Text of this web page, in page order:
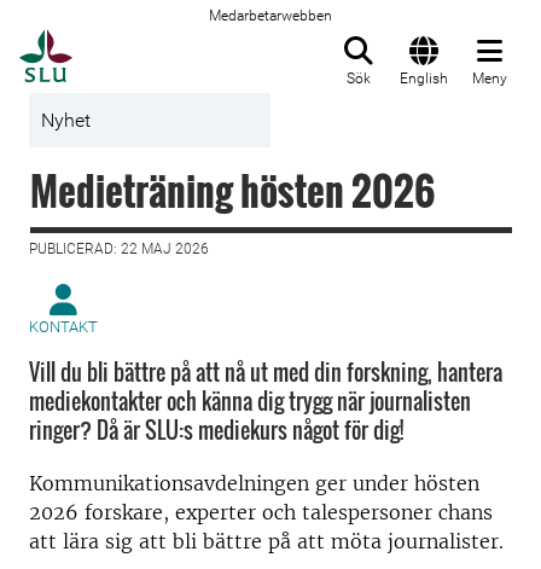
Medarbetarwebben
Sök English Meny
Nyhet
Medieträning hösten 2026
PUBLICERAD: 22 MAJ 2026
KONTAKT
Vill du bli bättre på att nå ut med din forskning, hantera
mediekontakter och känna dig trygg när journalisten
ringer? Då är SLU:s mediekurs något för dig!
Kommunikationsavdelningen ger under hösten
2026 forskare, experter och talespersoner chans
att lära sig att bli bättre på att möta journalister.